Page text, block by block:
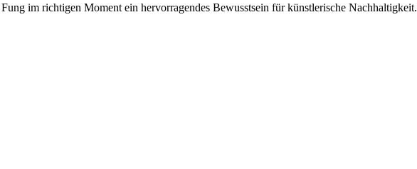
im richtigen Moment ein hervorragendes Bewusstsein für künstlerische Nachhaltigkeit.